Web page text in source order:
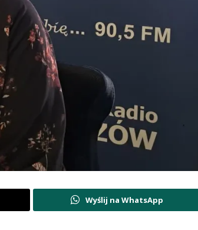
Wyślij na WhatsApp